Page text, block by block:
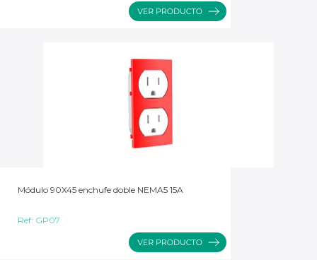
Módulo 90X45 enchufe doble NEMA5 15A
Ref: GP07